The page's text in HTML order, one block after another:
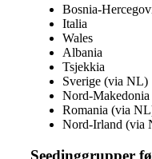
Bosnia-
Italia
Wales
Albania
Tsjekkia
Sverige (via NL)
Nord-
Romania (via
Nord-Irland (via
Seedinggrupper